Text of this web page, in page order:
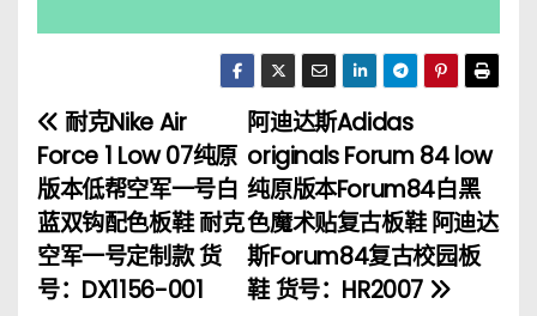
文
章
导
航
阿迪达斯Adidas
originals Forum 84 low
纯原版本Forum84白黑
色魔术贴复古板鞋 阿迪达
斯Forum84复古校园板
鞋 货号：HR2007
耐克Nike Air
Force 1 Low 07纯原
版本低帮空军一号白
蓝双钩配色板鞋 耐克
空军一号定制款 货
号：DX1156-001